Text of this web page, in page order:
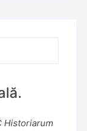
Historiarum